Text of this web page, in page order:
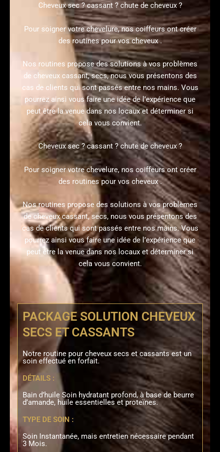
Cheveux sec ? cassant ? chute de cheveux ?
Pour soigner votre chevelure, nos coiffeurs ont créer
des routines pour vos cheveux .
Nos routines propose des solutions à vos problèmes
de cheveux cassant, secs, nous vous présentons des
cas de clients qui sont passés entre nos mains. Vous
pourrez ainsi vous faire une idée de l’expérience que
peut être la venue dans nos locaux et déterminer si
cela vous convient.
Cheveux sec ? cassant ? chute de cheveux ?
Pour soigner votre chevelure, nos coiffeurs ont créer
des routines pour vos cheveux .
Nos routines propose des solutions à vos problèmes
de cheveux cassant, secs, nous vous présentons des
cas de clients qui sont passés entre nos mains. Vous
pourrez ainsi vous faire une idée de l’expérience que
peut être la venue dans nos locaux et déterminer si
cela vous convient.
PACKAGE SOLUTION CHEVEUX
SECS ET CASSANTS
Notre routine pour cheveux secs et cassants est un
soin effectué en forfait.
DÉTAILS :
Bain d’huile Soin hydratant profond, à base de beurre
d’amande, huile essentielles et proteïnes.
TYPE DE SOIN :
Soin Instantanée, mais entretien nécessaire pendant
3 Mois.